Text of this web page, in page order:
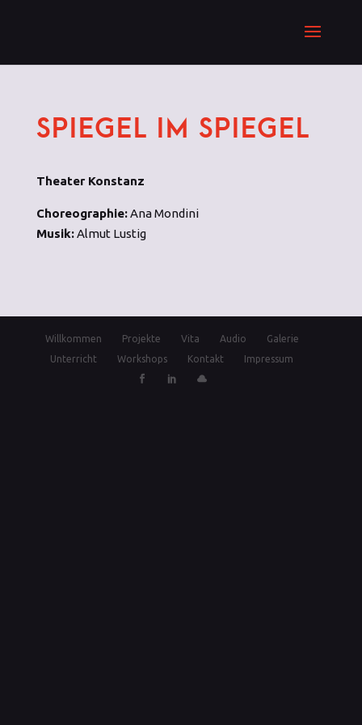
SPIEGEL IM SPIEGEL
Theater Konstanz
Choreographie:Ana Mondini
Musik:Almut Lustig
Willkommen Projekte Vita Audio
Galerie
Unterricht
Workshops Kontakt Impressum